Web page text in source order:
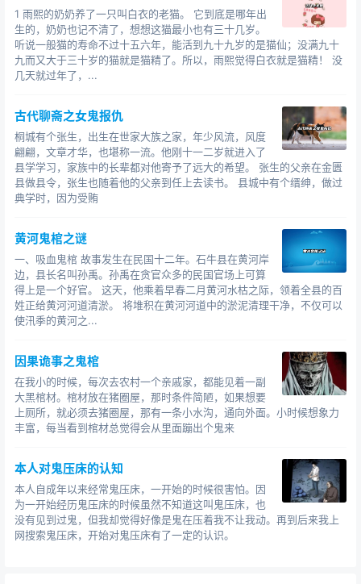
输入框的下拉联想菜单中还会出现“98年长江走蛟化龙”的
搜索结果。
正是因为“走蛟”会造成洪水泛滥，所以很多人认为，九
论：
我们这边不叫走蛟，叫龙翻身。我姨婆在世的时候给
我讲过，解放前有一年我们这里发很大很大的洪水，南明
河都被淹翻了，那时我姨婆还年轻，家就住南明河附近，
那时候人都很穷，发大水了大家冒着雨就去河边上捡物品
色的，头上有冠(不记得是冠还是角了)，而且是红色的冠，
我姨婆说那就是龙，发大水就是因为它作 的怪，它翻翻身
就会下大雨发大水。
据说98那年那次百年不遇的水灾，在同一地点，又有
过最后好像是为了某些原因更正说是木头，靠，谁家木头
一边黑亮，还顶着红角啊?
2.“东方之星”沉船与走蛟
途中突遇罕见的强对流天气带来的强风暴雨袭击导致的特
别重大灾难性事件，在长江中游湖北监利水域沉没。沉船
共造成442人死亡。
“东方之星”事件也有人认为与“走蛟”有关：一艘巨型客
1 雨熙的奶奶养了一只叫白衣的老猫。 它到底是哪年出
生的，奶奶也记不清了，想想这猫最小也有三十几岁。
听说一般猫的寿命不过十五六年，能活到九十九岁的是猫仙；没满九十
九而又大于三十岁的猫就是猫精了。所以，雨熙觉得白衣就是猫精！ 没
几天就过年了，...
古代聊斋之女鬼报仇
桐城有个张生，出生在世家大族之家，年少风流，风度
翩翩，文章才华，也堪称一流。他刚十一二岁就进入了
县学学习，家族中的长辈都对他寄予了远大的希望。 张生的父亲在金匮
县做县令，张生也随着他的父亲到任上去读书。 县城中有个缙绅，做过
典学时，因为受贿
黄河鬼棺之谜
一、吸血鬼棺 故事发生在民国十二年。石牛县在黄河岸
边，县长名叫孙禹。孙禹在贪官众多的民国官场上可算
得上是一个好官。 这天，他乘着早春二月黄河水枯之际，领着全县的百
姓正给黄河河道清淤。 将堆积在黄河河道中的淤泥清理干净，不仅可以
使汛季的黄河之...
因果诡事之鬼棺
在我小的时候，每次去农村一个亲戚家，都能见着一副
大黑棺材。棺材放在猪圈屋，那时条件简陋，如果想要
上厕所，就必须去猪圈屋，那有一条小水沟，通向外面。小时候想象力
丰富，每当看到棺材总觉得会从里面蹦出个鬼来
本人对鬼压床的认知
本人自成年以来经常鬼压床，一开始的时候很害怕。因
为一开始经历鬼压床的时候虽然不知道这叫鬼压床，也
没有见到过鬼，但我却觉得好像是鬼在压着我不让我动。再到后来我上
网搜索鬼压床，开始对鬼压床有了一定的认识。